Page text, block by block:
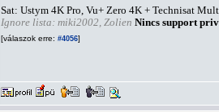
Sat: Ustym 4K Pro, Vu+ Zero 4K + Technisat
Ignore lista: miki2002, Zolien Nincs support
[válaszok erre: #4056]